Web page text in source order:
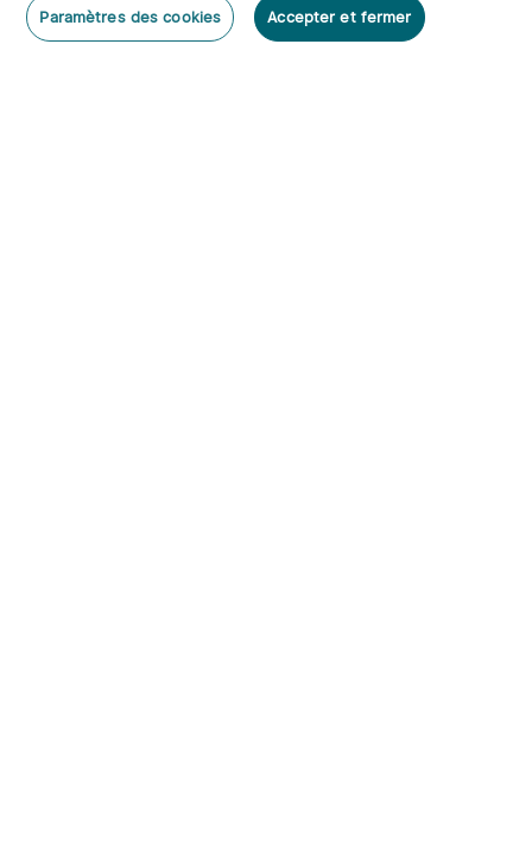
la résistance à la
traction du titane
TA2
Paramètres des cookies Accepter et fermer